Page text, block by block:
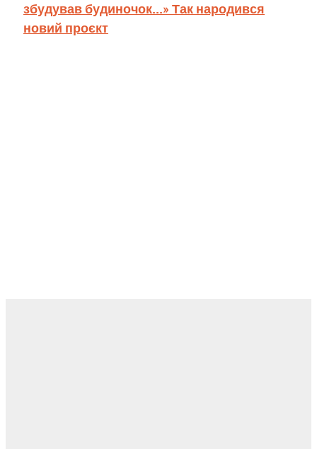
збудував будиночок...» Так народився
новий проєкт